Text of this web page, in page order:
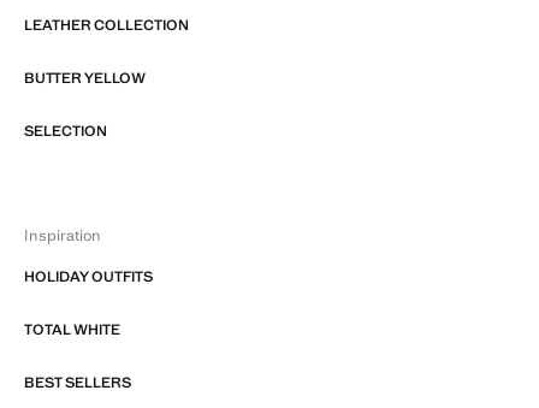
LEATHER COLLECTION
BUTTER YELLOW
SELECTION
Inspiration
HOLIDAY OUTFITS
TOTAL WHITE
BEST SELLERS